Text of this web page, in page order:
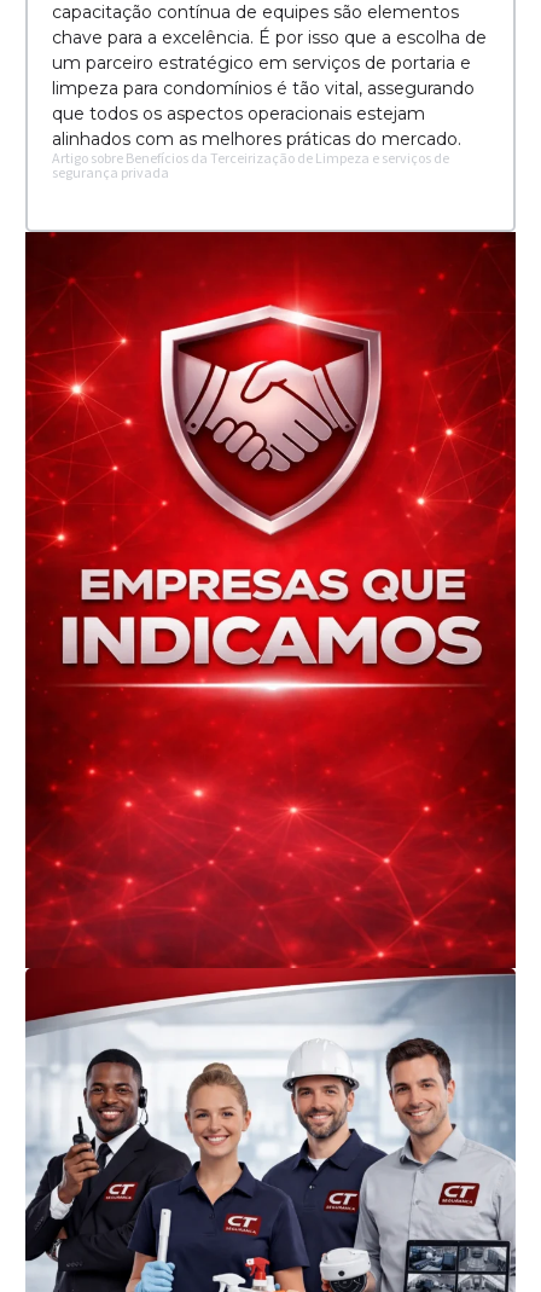
capacitação contínua de equipes são elementos
chave para a excelência. É por isso que a escolha de
um parceiro estratégico em serviços de portaria e
limpeza para condomínios é tão vital, assegurando
que todos os aspectos operacionais estejam
alinhados com as melhores práticas do mercado.
Artigo sobre Benefícios da Terceirização de Limpeza e serviços de
segurança privada